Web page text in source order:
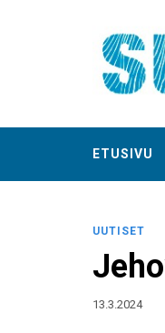
ETUSIVU
UUTISET
13.3.2024